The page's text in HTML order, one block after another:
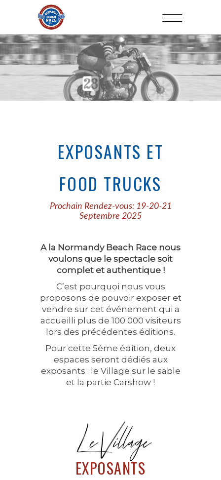
EXPOSANTS ET
FOOD TRUCKS
Prochain Rendez-vous: 19-20-21
Septembre 2025
A la Normandy Beach Race nous
voulons que le spectacle soit
complet et authentique !
C’est pourquoi nous vous
proposons de pouvoir exposer et
vendre sur cet événement qui a
accueilli plus de 100 000 visiteurs
lors des précédentes éditions.
Pour cette 5éme édition, deux
espaces seront dédiés aux
exposants : le Village sur le sable
et la partie Carshow !
Le Village
EXPOSANTS